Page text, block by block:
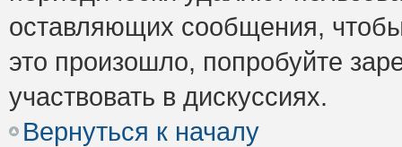
оставляющих сообщения,
это произошло, попробуйте
участвовать в дискуссиях.
Вернуться к началу